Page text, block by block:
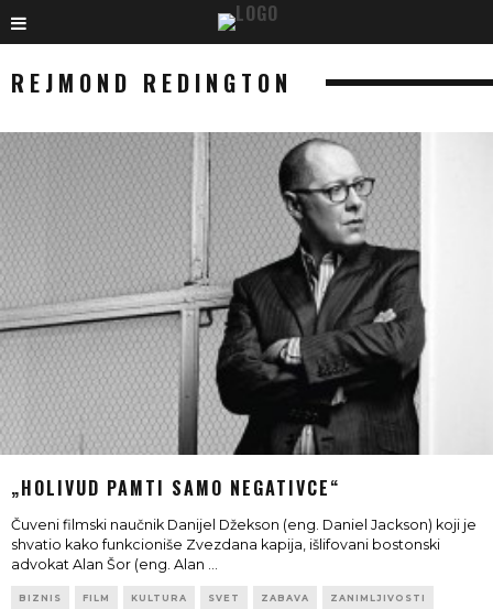
REJMOND REDINGTON
„HOLIVUD PAMTI SAMO NEGATIVCE“
Čuveni filmski naučnik Danijel Džekson (eng. Daniel Jackson) koji je
shvatio kako funkcioniše Zvezdana kapija, išlifovani bostonski
advokat Alan Šor (eng. Alan
BIZNIS FILM KULTURA SVET ZABAVA ZANIMLJIVOSTI